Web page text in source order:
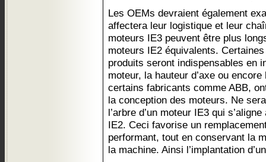
Les OEMs devraient également
affectera leur logistique et leur
moteurs IE3 peuvent être plus
moteurs IE2 équivalents.
produits seront indispensables en
moteur, la hauteur d’axe ou
certains fabricants comme ABB,
la conception des moteurs. Ne
l’arbre d’un moteur IE3 qui
IE2. Ceci favorise un
performant, tout en conservant la
la machine. Ainsi l’implantation